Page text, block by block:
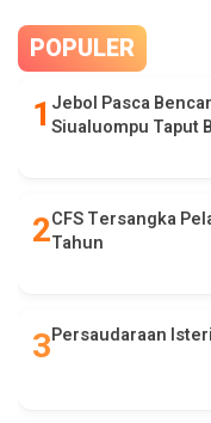
POPULER
Jebol Pasca
Siualuompu Taput
CFS Tersangka
Tahun
Persaudaraan